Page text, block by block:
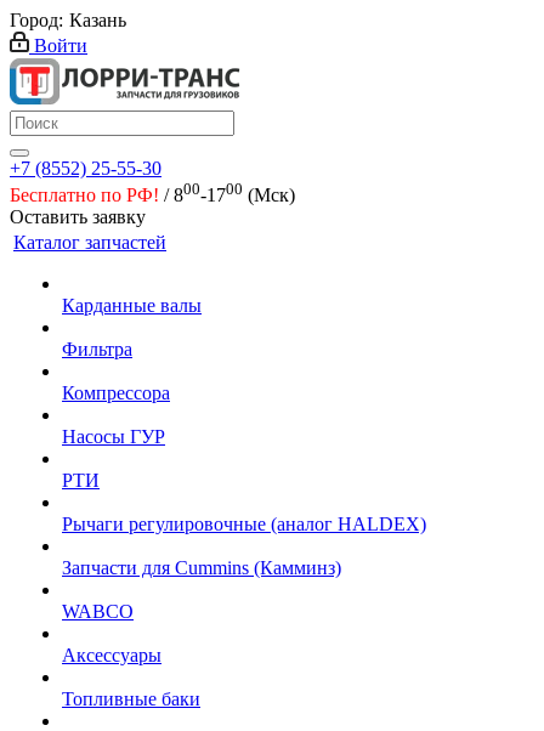
Город: Казань
Войти
+7 (8552) 25-55-30
Бесплатно по РФ! / 800-1700 (Мск)
Оставить заявку
Каталог запчастей
Карданные валы
Фильтра
Компрессора
Насосы ГУР
РТИ
Рычаги регулировочные (аналог HALDEX)
Запчасти для Cummins (Камминз)
WABCO
Аксессуары
Топливные баки